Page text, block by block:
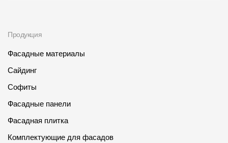
Пн-Пт - 10-19
Сб-Вс - выходной
Продукция
Фасадные материалы
Сайдинг
Софиты
Фасадные панели
Фасадная плитка
Комплектующие для фасадов